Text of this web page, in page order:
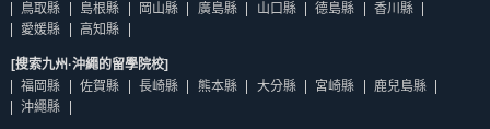
鳥取縣
島根縣 岡山縣 廣島縣 山口縣 德島縣
香川縣
愛媛縣
高知縣
[搜索九州·沖繩的留學院校]
福岡縣
佐賀縣 長崎縣 熊本縣 大分縣 宮崎縣
鹿兒島縣
沖繩縣